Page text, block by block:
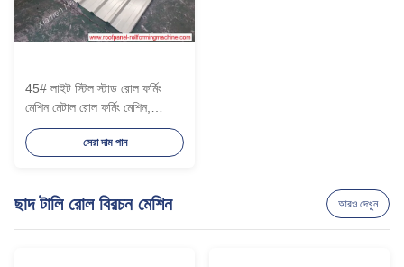
45# লাইট স্টিল স্টাড রোল ফর্মিং
মেশিন মেটাল রোল ফর্মিং মেশিন,
আইবিআর রোল ফর্মিং মেশিন
সেরা দাম পান
ছাদ টালি রোল বিরচন মেশিন আরও দেখুন